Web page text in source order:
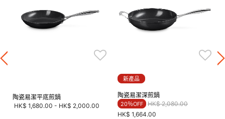
陶瓷易潔平底煎鍋
HK$ 1,680.00 - HK$ 2,000.00
新產品
陶瓷易潔深煎鍋
20％OFF Price reduced from
HK$ 2,080.00to
HK$ 1,664.00